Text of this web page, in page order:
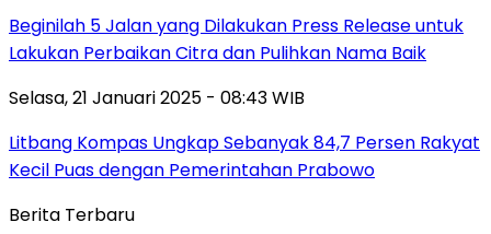
Beginilah 5 Jalan yang Dilakukan Press Release untuk
Lakukan Perbaikan Citra dan Pulihkan Nama Baik
Selasa, 21 Januari 2025 - 08:43 WIB
Litbang Kompas Ungkap Sebanyak 84,7 Persen Rakyat
Kecil Puas dengan Pemerintahan Prabowo
Berita Terbaru